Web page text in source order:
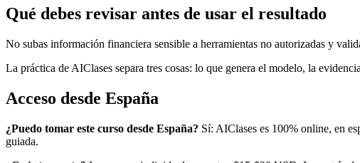
Qué debes revisar antes de usar el resultado
No subas información financiera sensible a herramientas no autorizadas y
La práctica de AIClases separa tres cosas: lo que genera el modelo, la
Acceso desde España
¿Puedo tomar este curso desde España? Sí: AIClases es 100% online, en
guiada.